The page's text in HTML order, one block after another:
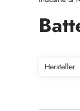
Hersteller